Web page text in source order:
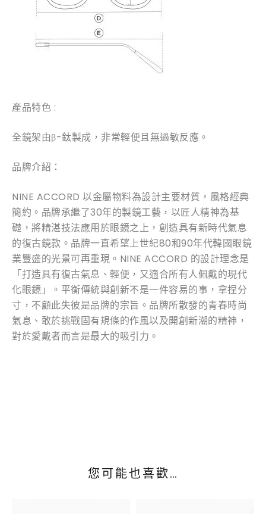
產品特色 :
全鏡架由β-鈦製成，非常輕便且無過敏反應。
品牌介紹：
NINE ACCORD 以金屬物料為設計主要材質，風格經典
簡約。品牌承繼了30年的製鏡工藝，以匠人精神為基
礎，將精湛技法應用於眼鏡之上，創造具有新時代氣息
的復古鏡款。品牌一直希望上世紀80和90年代韓國眼鏡
業豐盛的光景可再重現。NINE ACCORD 的設計理念是
「打造具有復古氣息、輕便，又適合所有人佩戴的現代
化眼鏡」。平衡傳統與創新不是一件容易的事，拿捏分
寸，不顧此失彼是品牌的宗旨。品牌所散發的青春時尚
氣息、敢於挑戰固有規條的作風以及開創新潮的精神，
對於愛戴者而言是最大的吸引力。
您可能也喜歡…